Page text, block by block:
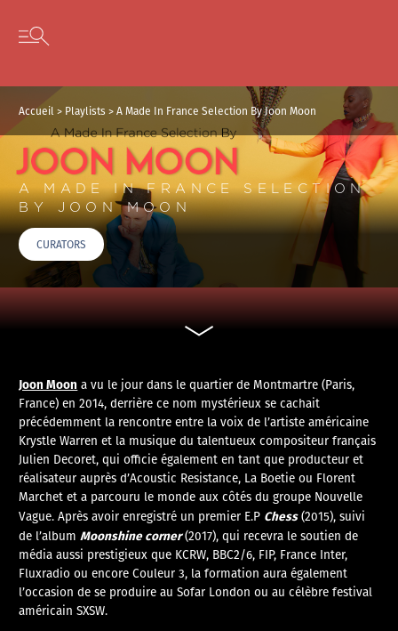
Skip to content
Open secondary menu
Accueil > Playlists >A Made In France Selection By Joon Moon
A MADE IN FRANCE SELECTION
BY JOON MOON
CURATORS
Joon Moon a vu le jour dans le quartier de Montmartre (Paris,
France) en 2014, derrière ce nom mystérieux se cachait
précédemment la rencontre entre la voix de l’artiste américaine
Krystle Warren et la musique du talentueux compositeur français
Julien Decoret, qui officie également en tant que producteur et
réalisateur auprès d’Acoustic Resistance, La Boetie ou Florent
Marchet et a parcouru le monde aux côtés du groupe Nouvelle
Vague. Après avoir enregistré un premier E.P Chess(2015), suivi
de l’albumMoonshine corner(2017), qui recevra le soutien de
média aussi prestigieux que KCRW, BBC2/6, FIP, France Inter,
Fluxradio ou encore Couleur 3, la formation aura également
l’occasion de se produire au Sofar London ou au célèbre festival
américain SXSW.